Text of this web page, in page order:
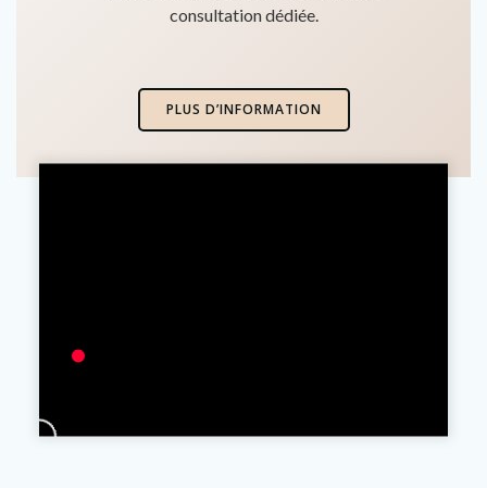
consultation dédiée.
PLUS D’INFORMATION